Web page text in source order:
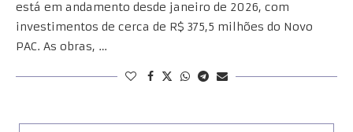
está em andamento desde janeiro de 2026, com
investimentos de cerca de R$ 375,5 milhões do Novo
PAC. As obras, …